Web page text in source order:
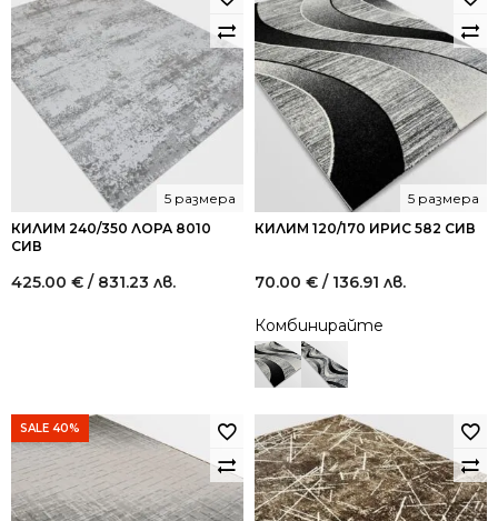
КИЛИМ 240/350 ЛОРА 8010
СИВ
5 размера
425.00 € / 831.23 лв.
КИЛИМ 120/170 ИРИС 582 СИВ
5 размера
70.00 € / 136.91 лв.
Комбинирайте
SALE 40%